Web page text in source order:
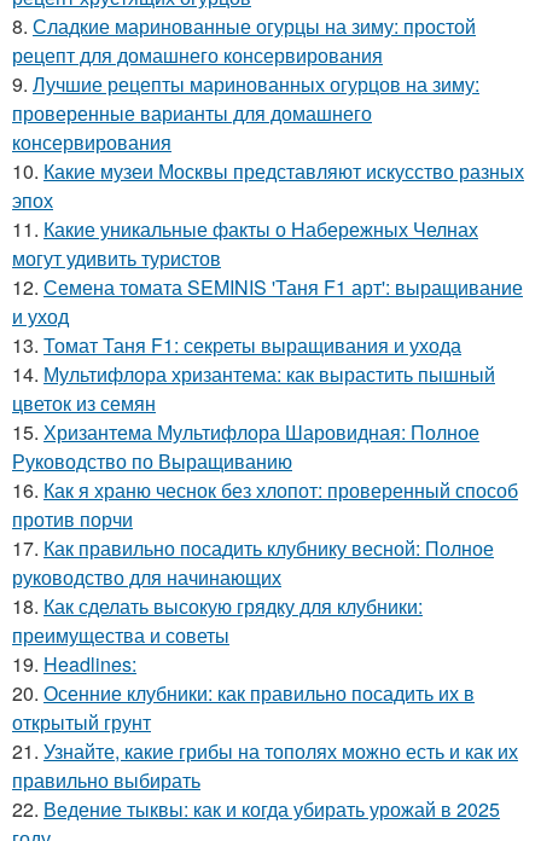
8. Сладкие маринованные огурцы на зиму: простой
рецепт для домашнего консервирования
9. Лучшие рецепты маринованных огурцов на зиму:
проверенные варианты для домашнего
консервирования
10. Какие музеи Москвы представляют искусство разных
эпох
11. Какие уникальные факты о Набережных Челнах
могут удивить туристов
12. Семена томата SEMINIS 'Таня F1 арт': выращивание
и уход
13. Томат Таня F1: секреты выращивания и ухода
14. Мультифлора хризантема: как вырастить пышный
цветок из семян
15. Хризантема Мультифлора Шаровидная: Полное
Руководство по Выращиванию
16. Как я храню чеснок без хлопот: проверенный способ
против порчи
17. Как правильно посадить клубнику весной: Полное
руководство для начинающих
18. Как сделать высокую грядку для клубники:
преимущества и советы
19. Headlines:
20. Осенние клубники: как правильно посадить их в
открытый грунт
21. Узнайте, какие грибы на тополях можно есть и как их
правильно выбирать
22. Ведение тыквы: как и когда убирать урожай в 2025